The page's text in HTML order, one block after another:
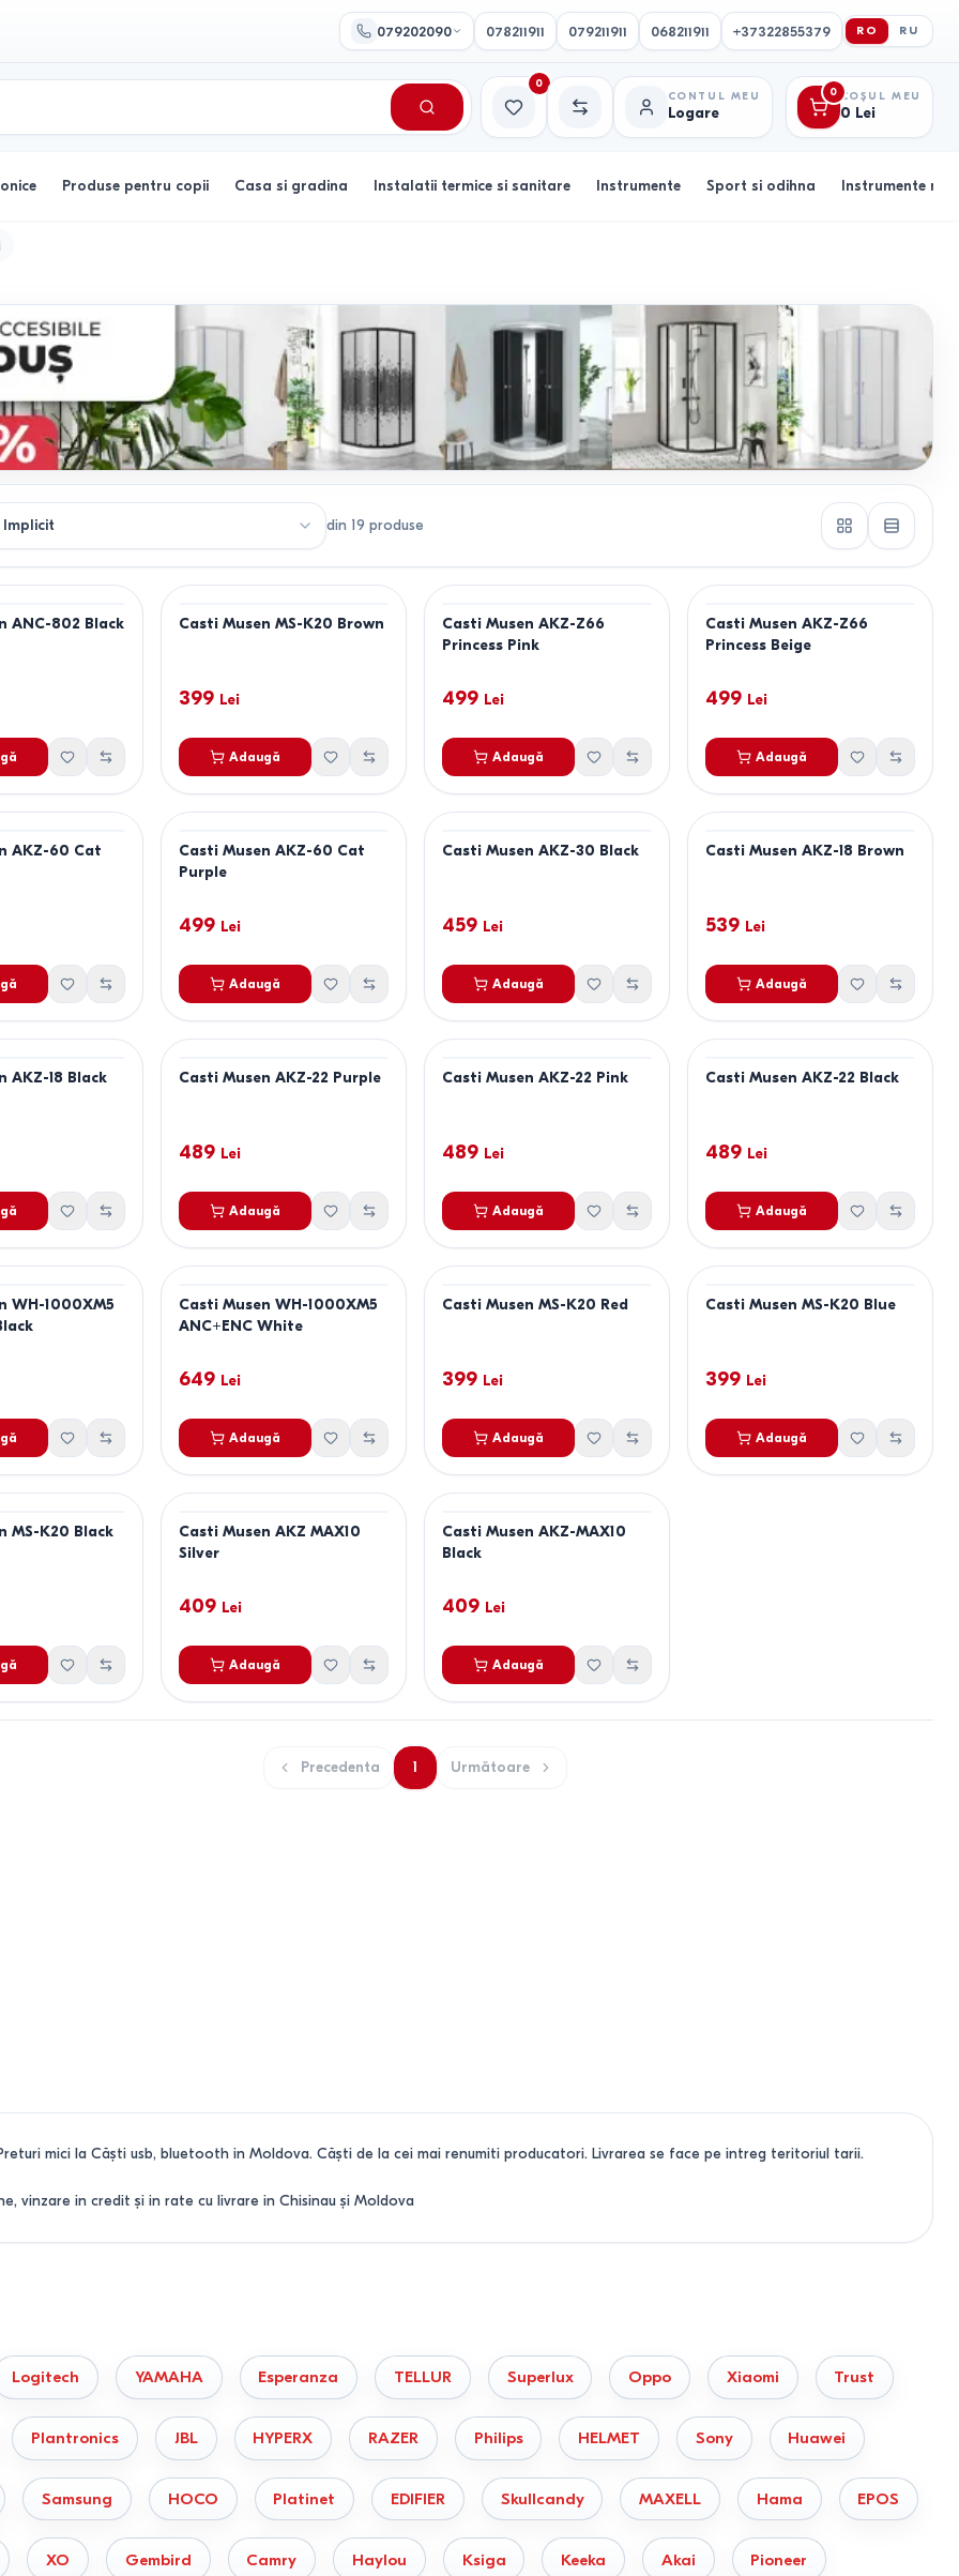
079202090 078211911 079211911 068211911 +37322855379 RO RU
Favorite
0
Comparație
CONTUL MEU
Logare
0 COȘUL MEU
0 Lei
Produse pentru copii Casa si gradina Instalatii termice si sanitare Instrumente Sport si odihna Instrumente
din 19 produse
ANC-802 Black Casti Musen MS-K20 Brown
399 Lei
Adaugă
Casti Musen AKZ-Z66
Princess Pink
499 Lei
Adaugă
Casti Musen AKZ-Z66
Princess Beige
499 Lei
Adaugă
AKZ-60 Cat
Casti Musen AKZ-60 Cat
Purple
499 Lei
Adaugă
Casti Musen AKZ-30 Black
459 Lei
Adaugă
Casti Musen AKZ-18 Brown
539 Lei
Adaugă
AKZ-18 Black Casti Musen AKZ-22 Purple
489 Lei
Adaugă
Casti Musen AKZ-22 Pink
489 Lei
Adaugă
Casti Musen AKZ-22 Black
489 Lei
Adaugă
WH-1000XM5
Casti Musen WH-1000XM5
ANC+ENC White
649 Lei
Adaugă
Casti Musen MS-K20 Red
399 Lei
Adaugă
Casti Musen MS-K20 Blue
399 Lei
Adaugă
MS-K20 Black
Casti Musen AKZ MAX10
Silver
409 Lei
Adaugă
Casti Musen AKZ-MAX10
Black
409 Lei
Adaugă
Precedenta 1 Următoare
mici la Căşti usb, bluetooth in Moldova. Căşti de la cei mai renumiti producatori. Livrarea se face pe intreg teritoriul tarii.
vinzare in credit și in rate cu livrare in Chisinau și Moldova
Logitech YAMAHA Esperanza TELLUR Superlux Oppo Xiaomi Trust
Plantronics JBL HYPERX RAZER Philips HELMET Sony Huawei
Samsung HOCO Platinet EDIFIER Skullcandy MAXELL Hama EPOS
XO Gembird Camry Haylou Ksiga Keeka Akai Pioneer